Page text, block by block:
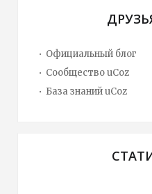
Официальный блог
Сообщество uCoz
База знаний uCoz